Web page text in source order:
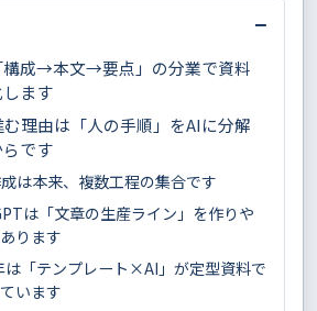
−
構成→本文→要点」の分業で資料
ます
む理由は「人の手順」をAIに分解
です
は本来、複数工程の集合です
は「文章の生産ライン」を作りや
ります
は「テンプレート×AI」が定型資料で
います